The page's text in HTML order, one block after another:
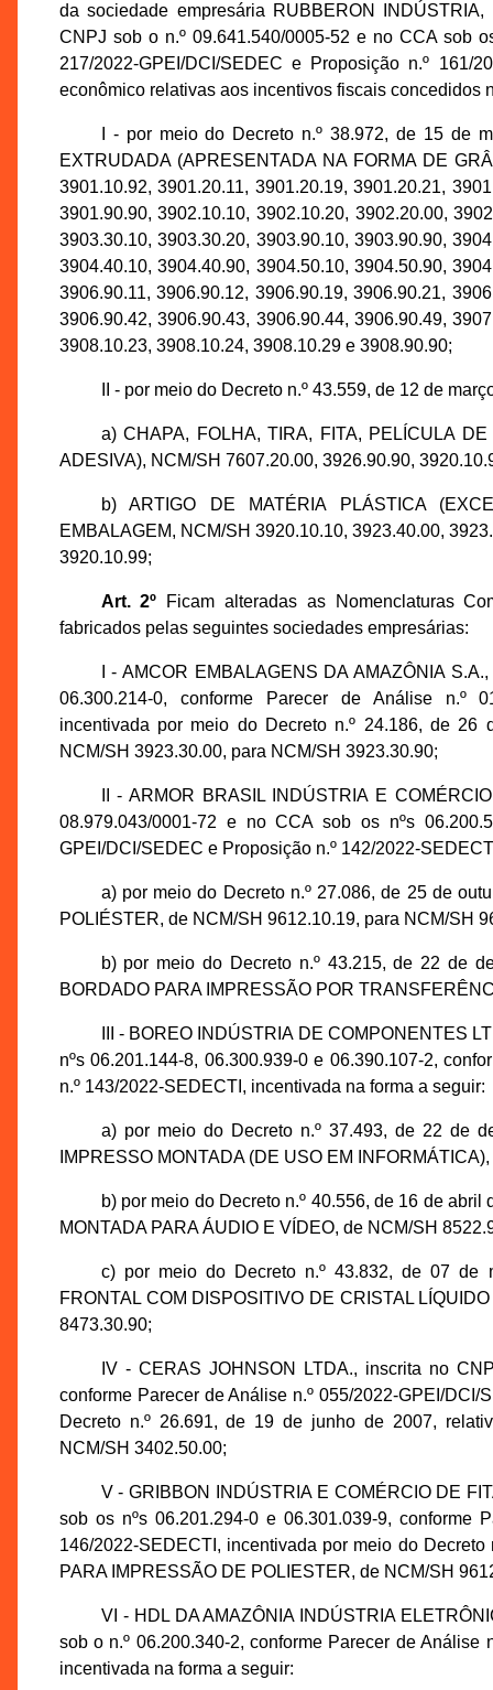
da sociedade empresária RUBBERON
CNPJ sob o n.º 09.641.540/0005-52 e no CCA sob
217/2022-GPEI/DCI/SEDEC e Proposição n.º 161/
econômico relativas aos incentivos fiscais concedidos
I - por meio do Decreto n.º 38.972, de 15 de
EXTRUDADA (APRESENTADA NA FORMA DE
3901.10.92, 3901.20.11, 3901.20.19, 3901.20.21,
3901.90.90, 3902.10.10, 3902.10.20, 3902.20.00,
3903.30.10, 3903.30.20, 3903.90.10, 3903.90.90,
3904.40.10, 3904.40.90, 3904.50.10, 3904.50.90,
3906.90.11, 3906.90.12, 3906.90.19, 3906.90.21,
3906.90.42, 3906.90.43, 3906.90.44, 3906.90.49,
3908.10.23, 3908.10.24, 3908.10.29 e 3908.90.90;
II - por meio do Decreto n.º 43.559, de 12 de
a) CHAPA, FOLHA, TIRA, FITA, PELÍCULA
ADESIVA), NCM/SH 7607.20.00, 3926.90.90,
b) ARTIGO DE MATÉRIA PLÁSTICA
EMBALAGEM, NCM/SH 3920.10.10, 3923.40.00,
3920.10.99;
Art. 2º Ficam alteradas as Nomenclaturas
fabricados pelas seguintes sociedades empresárias:
I - AMCOR EMBALAGENS DA AMAZÔNIA
06.300.214-0, conforme Parecer de Análise n.º
incentivada por meio do Decreto n.º 24.186, de 26
NCM/SH 3923.30.00, para NCM/SH 3923.30.90;
II - ARMOR BRASIL INDÚSTRIA E
08.979.043/0001-72 e no CCA sob os nºs
GPEI/DCI/SEDEC e Proposição n.º 142/2022-
a) por meio do Decreto n.º 27.086, de 25 de
POLIÉSTER, de NCM/SH 9612.10.19, para NCM/SH
b) por meio do Decreto n.º 43.215, de 22 de
BORDADO PARA IMPRESSÃO POR
III - BOREO INDÚSTRIA DE COMPONENTES
nºs 06.201.144-8, 06.300.939-0 e 06.390.107-2,
n.º 143/2022-SEDECTI, incentivada na forma a seguir:
a) por meio do Decreto n.º 37.493, de 22 de
IMPRESSO MONTADA (DE USO EM
b) por meio do Decreto n.º 40.556, de 16 de
MONTADA PARA ÁUDIO E VÍDEO, de NCM/SH
c) por meio do Decreto n.º 43.832, de 07 de
FRONTAL COM DISPOSITIVO DE CRISTAL
8473.30.90;
IV - CERAS JOHNSON LTDA., inscrita no
conforme Parecer de Análise n.º 055/2022-GPEI/
Decreto n.º 26.691, de 19 de junho de 2007,
NCM/SH 3402.50.00;
V - GRIBBON INDÚSTRIA E COMÉRCIO DE
sob os nºs 06.201.294-0 e 06.301.039-9, conforme
146/2022-SEDECTI, incentivada por meio do
PARA IMPRESSÃO DE POLIESTER, de NCM/SH
VI - HDL DA AMAZÔNIA INDÚSTRIA
sob o n.º 06.200.340-2, conforme Parecer de Análise
incentivada na forma a seguir: